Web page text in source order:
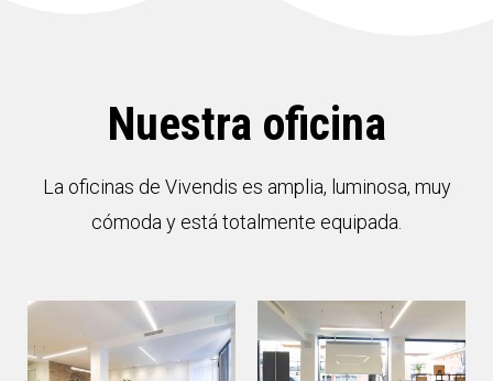
Nuestra oficina
La oficinas de Vivendis es amplia, luminosa, muy
cómoda y está totalmente equipada.